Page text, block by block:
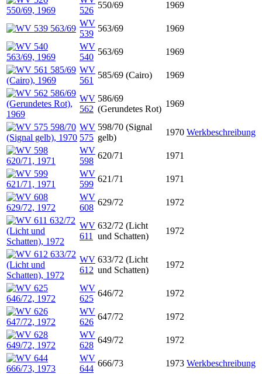
526
550/69
1969
WV
539
563/69
1969
WV
540
563/69
1969
WV
561
585/69 (Cairo) 1969
WV
562
586/69
(Gerundetes Rot)
1969
WV
575
598/70 (Signal
gelb)
1970 Werkbeschreibung
WV
598
620/71
1971
WV
599
621/71
1971
WV
608
629/72 1972
WV
611
632/72 (Licht
und Schatten)
1972
WV
612
633/72 (Licht
und Schatten)
1972
WV
625
646/72
1972
WV
626
647/72
1972
WV
628
649/72
1972
WV
644
666/73 1973 Werkbeschreibung